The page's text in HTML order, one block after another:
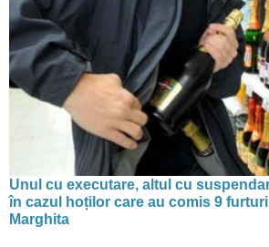
Unul cu executare, altul cu
în cazul hoților care au comis 9
Marghita